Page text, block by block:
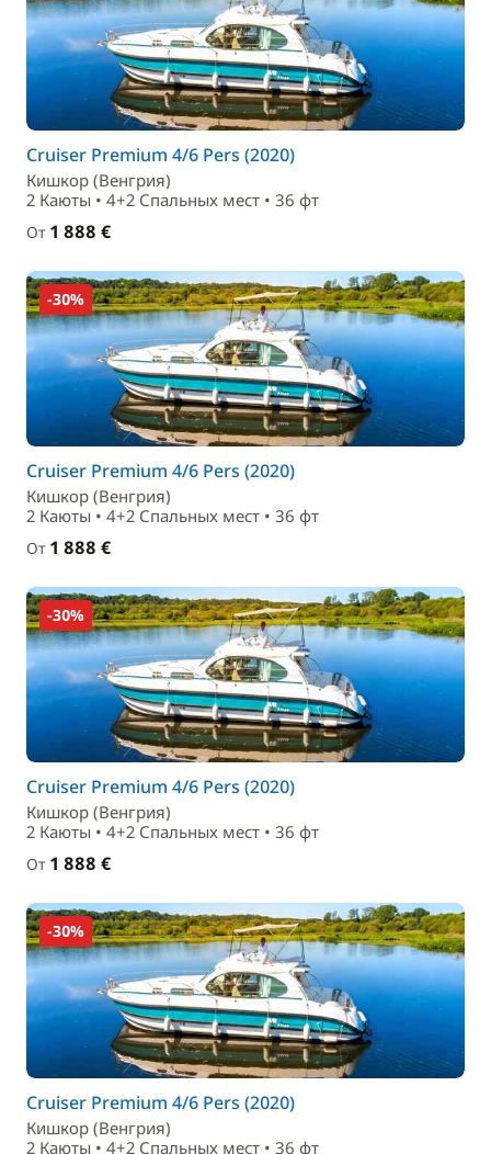
Cruiser Premium 4/6 Pers (2020)
Кишкор (Венгрия)
2 Каюты • 4+2 Спальныx мест • 36 фт
От 1 888 €
-30%
Cruiser Premium 4/6 Pers (2020)
Кишкор (Венгрия)
2 Каюты • 4+2 Спальныx мест • 36 фт
От 1 888 €
-30%
Cruiser Premium 4/6 Pers (2020)
Кишкор (Венгрия)
2 Каюты • 4+2 Спальныx мест • 36 фт
От 1 888 €
-30%
Cruiser Premium 4/6 Pers (2020)
Кишкор (Венгрия)
2 Каюты • 4+2 Спальныx мест • 36 фт